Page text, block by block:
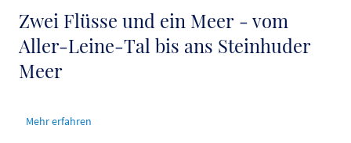
Zwei Flüsse und ein Meer - vom
Aller-Leine-Tal bis ans Steinhuder
Meer
Mehr erfahren